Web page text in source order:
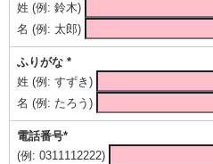
姓 (例: 鈴木)
名 (例: 太郎)
ふりがな *
姓 (例: すずき)
名 (例: たろう)
電話番号*
(例: 0311112222)